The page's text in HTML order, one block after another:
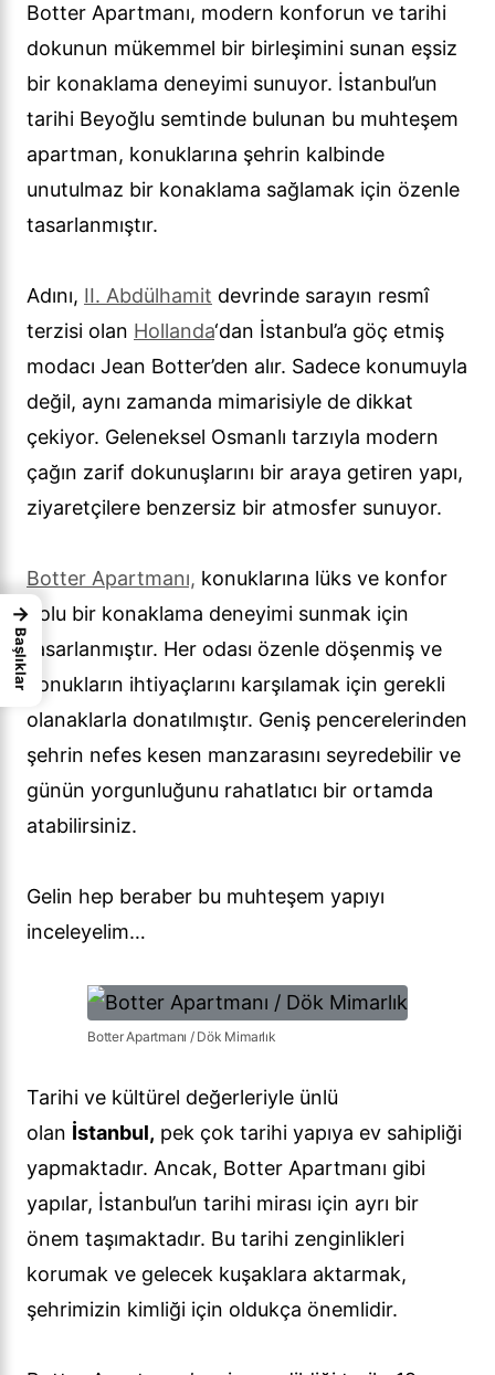
Botter Apartmanı, modern konforun ve tarihi
dokunun mükemmel bir birleşimini sunan eşsiz
bir konaklama deneyimi sunuyor. İstanbul’un
tarihi Beyoğlu semtinde bulunan bu muhteşem
apartman, konuklarına şehrin kalbinde
unutulmaz bir konaklama sağlamak için özenle
tasarlanmıştır.
Adını, II. Abdülhamit devrinde sarayın resmî
terzisi olan Hollanda‘dan İstanbul’a göç etmiş
modacı Jean Botter’den alır. Sadece konumuyla
değil, aynı zamanda mimarisiyle de dikkat
çekiyor. Geleneksel Osmanlı tarzıyla modern
çağın zarif dokunuşlarını bir araya getiren yapı,
ziyaretçilere benzersiz bir atmosfer sunuyor.
Botter Apartmanı, konuklarına lüks ve konfor
dolu bir konaklama deneyimi sunmak için
tasarlanmıştır. Her odası özenle döşenmiş ve
konukların ihtiyaçlarını karşılamak için gerekli
olanaklarla donatılmıştır. Geniş pencerelerinden
şehrin nefes kesen manzarasını seyredebilir ve
günün yorgunluğunu rahatlatıcı bir ortamda
atabilirsiniz.
Gelin hep beraber bu muhteşem yapıyı
inceleyelim…
Botter Apartmanı / Dök Mimarlık
Tarihi ve kültürel değerleriyle ünlü
olan İstanbul, pek çok tarihi yapıya ev sahipliği
yapmaktadır. Ancak, Botter Apartmanı gibi
yapılar, İstanbul’un tarihi mirası için ayrı bir
önem taşımaktadır. Bu tarihi zenginlikleri
korumak ve gelecek kuşaklara aktarmak,
şehrimizin kimliği için oldukça önemlidir.
→
Başlıklar